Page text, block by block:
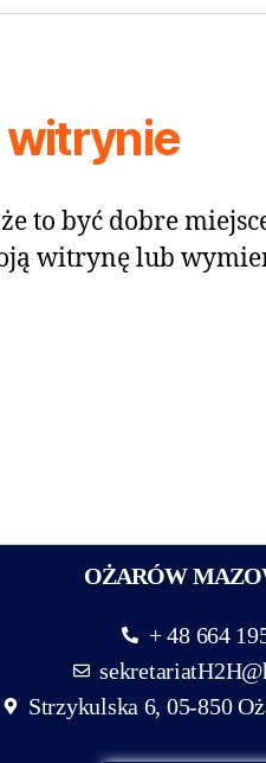
witrynie
to być dobre
witrynę lub
OŻARÓW
+ 48 664
Strzykulska 6, 05-850